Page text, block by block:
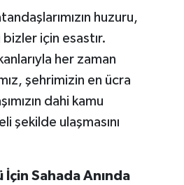
huzuru,
için esastır.
her zaman
şehrimizin en ücra
dahi kamu
şekilde ulaşmasını
İçin Sahada Anında